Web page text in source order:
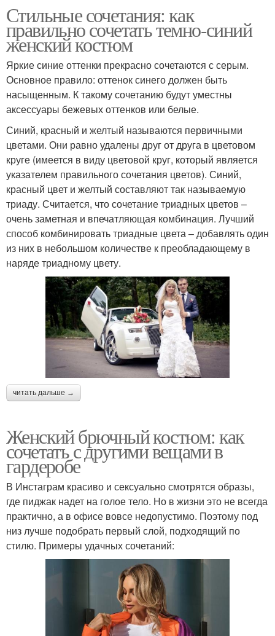
Стильные сочетания: как
правильно сочетать темно-синий
женский костюм
Яркие синие оттенки прекрасно сочетаются с серым.
Основное правило: оттенок синего должен быть
насыщенным. К такому сочетанию будут уместны
аксессуары бежевых оттенков или белые.
Синий, красный и желтый называются первичными
цветами. Они равно удалены друг от друга в цветовом
круге (имеется в виду цветовой круг, который является
указателем правильного сочетания цветов). Синий,
красный цвет и желтый составляют так называемую
триаду. Считается, что сочетание триадных цветов –
очень заметная и впечатляющая комбинация. Лучший
способ комбинировать триадные цвета – добавлять один
из них в небольшом количестве к преобладающему в
наряде триадному цвету.
читать дальше →
Женский брючный костюм: как
сочетать с другими вещами в
гардеробе
В Инстаграм красиво и сексуально смотрятся образы,
где пиджак надет на голое тело. Но в жизни это не всегда
практично, а в офисе вовсе недопустимо. Поэтому под
низ лучше подобрать первый слой, подходящий по
стилю. Примеры удачных сочетаний: